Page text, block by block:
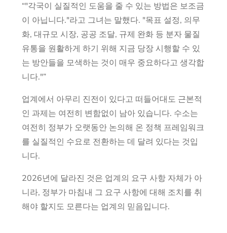
“"각국이 실질적인 도움을 줄 수 있는 방법은 보조금
이 아닙니다."라고 그녀는 말했다. "목표 설정, 의무
화, 대규모 시장, 공공 조달, 규제 완화 등 분자 물질
유통을 원활하게 하기 위해 지금 당장 시행할 수 있
는 방안들을 모색하는 것이 매우 중요하다고 생각합
니다."”
업계에서 아무리 진전이 있다고 떠들어대도 근본적
인 과제는 여전히 변함없이 남아 있습니다. 수소는
여전히 정부가 오랫동안 논의해 온 정책 프레임워크
를 실질적인 수요로 전환하는 데 달려 있다는 것입
니다.
2026년에 달라진 것은 업계의 요구 사항 자체가 아
니라, 정부가 마침내 그 요구 사항에 대해 조치를 취
해야 할지도 모른다는 업계의 믿음입니다.